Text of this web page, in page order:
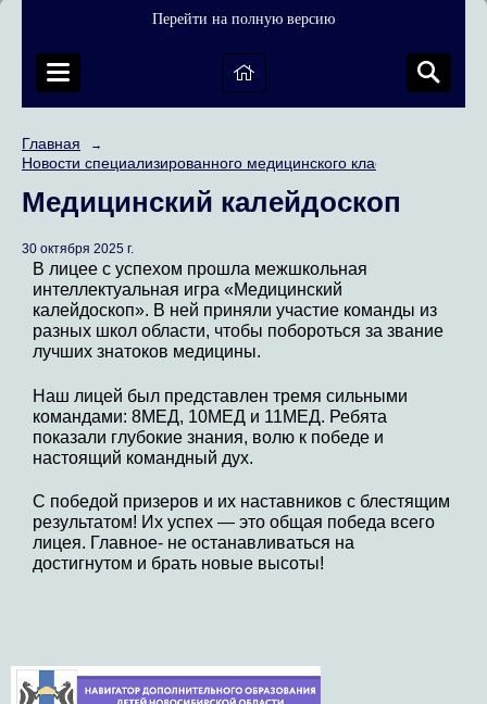
Перейти на полную версию
Главная →
Новости специализированного медицинского класса
Медицинский калейдоскоп
30 октября 2025 г.
В лицее с успехом прошла межшкольная
интеллектуальная игра «Медицинский
калейдоскоп». В ней приняли участие команды из
разных школ области, чтобы побороться за звание
лучших знатоков медицины.
Наш лицей был представлен тремя сильными
командами: 8МЕД, 10МЕД и 11МЕД. Ребята
показали глубокие знания, волю к победе и
настоящий командный дух.
С победой призеров и их наставников с блестящим
результатом! Их успех — это общая победа всего
лицея. Главное- не останавливаться на
достигнутом и брать новые высоты!